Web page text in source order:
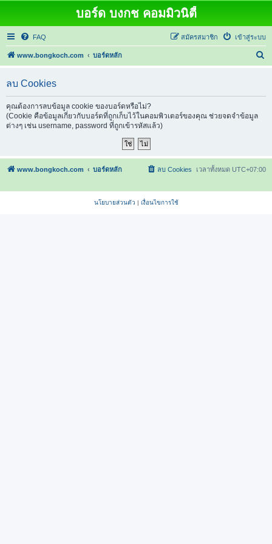
บอร์ด บงกช คอมมิวนิตี้
FAQ เข้าสู่ระบบ
สมัครสมาชิก
www.bongkoch.com บอร์ดหลัก
า
ลบ Cookies
คุณต้องการลบข้อมูล cookie ของบอร์ดหรือไม่?
(Cookie คือข้อมูลเกี่ยวกับบอร์ดที่ถูกเก็บไว้ในคอมพิวเตอร์ของคุณ ช่วยจดจำข้อมูล
ต่างๆ เช่น username, password ที่ถูกเข้ารหัสแล้ว)
www.bongkoch.com บอร์ดหลัก เวลาทั้งหมด UTC+07:00
ลบ Cookies
นโยบายส่วนตัว | เงื่อนไขการใช้